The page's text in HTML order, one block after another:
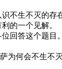
生不灭的存在
的一个见解。
答这个题目。
为何会不生不灭